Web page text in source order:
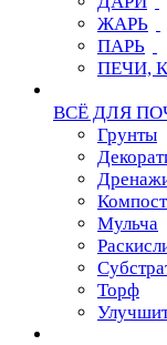
ЖАРЬ
ПАРЬ
ПЕЧИ,
ВСЁ ДЛЯ
Грунты
Мульча
Торф